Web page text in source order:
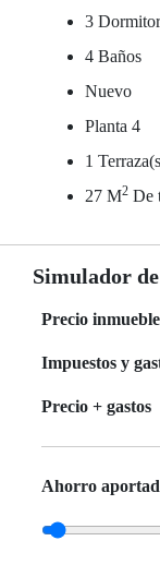
3
4 Baños
Nuevo
Planta 4
1
27 M2 De
Simulador
Precio inmueble
Impuestos y
Precio + gastos
Ahorro